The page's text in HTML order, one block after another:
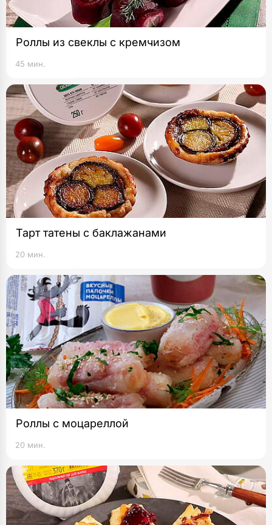
Роллы из свеклы с кремчизом
45 мин.
Тарт татены с баклажанами
20 мин.
Роллы с моцареллой
20 мин.